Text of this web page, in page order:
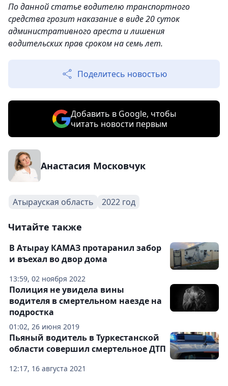
По данной статье водителю транспортного
средства грозит наказание в виде 20 суток
административного ареста и лишения
водительских прав сроком на семь лет.
Поделитесь новостью
Добавить в Google, чтобы
читать новости первым
Анастасия Московчук
Атырауская область 2022 год
Читайте также
13:59, 02 ноября 2022
В Атырау КАМАЗ протаранил забор
и въехал во двор дома
01:02, 26 июня 2019
Полиция не увидела вины
водителя в смертельном наезде на
подростка
12:17, 16 августа 2021
Пьяный водитель в Туркестанской
области совершил смертельное ДТП